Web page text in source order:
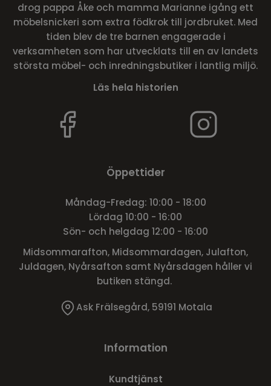
drog pappa Åke och mamma Marianne igång ett
möbelsnickeri som extra födkrok till jordbruket. Med
tiden blev de tre barnen engagerade i
verksamheten som har utvecklats till en av landets
största möbel- och inredningsbutiker i lantlig miljö.
Läs hela historien
Öppettider
Måndag-Fredag: 10:00 - 18:00
Lördag 10:00 - 16:00
Sön- och helgdag 12:00 - 16:00
Midsommarafton, Midsommardagen, Julafton,
Juldagen, Nyårsafton samt Nyårsdagen håller vi
butiken stängd.
Ask Frälsegård, 59191 Motala
Information
Kundtjänst